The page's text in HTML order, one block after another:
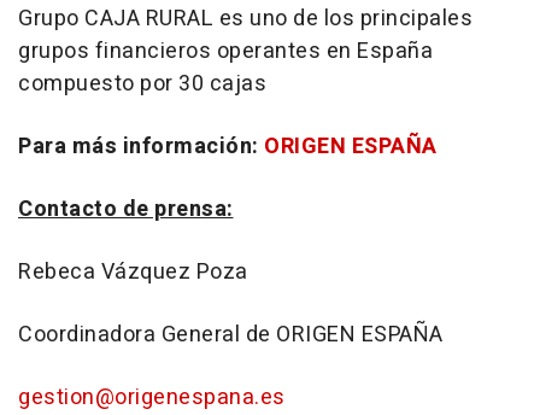
Grupo CAJA RURAL es uno de los principales
grupos financieros operantes en España
compuesto por 30 cajas
Para más información: ORIGEN ESPAÑA
Contacto de prensa:
Rebeca Vázquez Poza
Coordinadora General de ORIGEN ESPAÑA
gestion@origenespana.es